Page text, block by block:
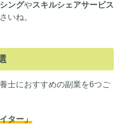
ングやスキルシェアサービス
いね。
士におすすめの副業を6つご
ター」